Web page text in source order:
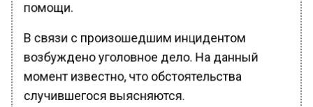
помощи.
В связи с произошедшим инцидентом
возбуждено уголовное дело. На данный
момент известно, что обстоятельства
случившегося выясняются.